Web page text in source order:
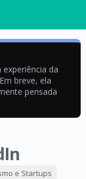
da
breve, ela
pensada
e Startups